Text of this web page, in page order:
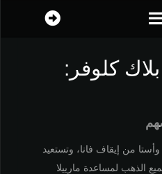
Black Clover بلاك كلوفر:
من إيقاف فانا، وتستعيد
الذهب لمساعدة مارييلا